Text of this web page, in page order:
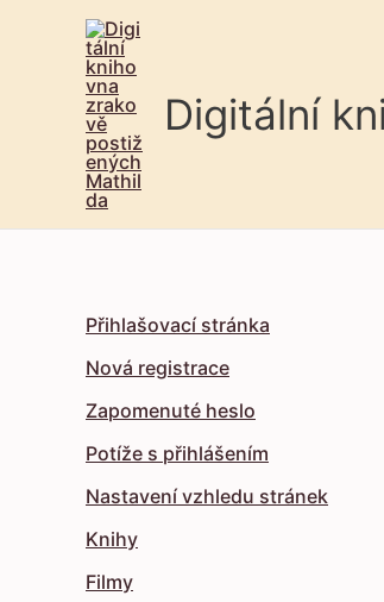
Digitální
Přihlašovací stránka
Nová registrace
Zapomenuté heslo
Potíže s přihlášením
Nastavení vzhledu stránek
Knihy
Filmy